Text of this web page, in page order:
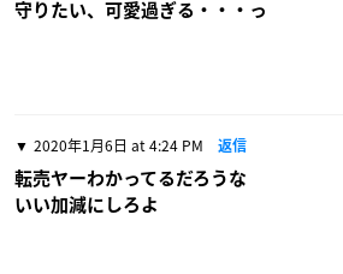
守りたい、可愛過ぎる・・・っ
2020年1月6日 at 4:24 PM 返信
転売ヤーわかってるだろうな
いい加減にしろよ